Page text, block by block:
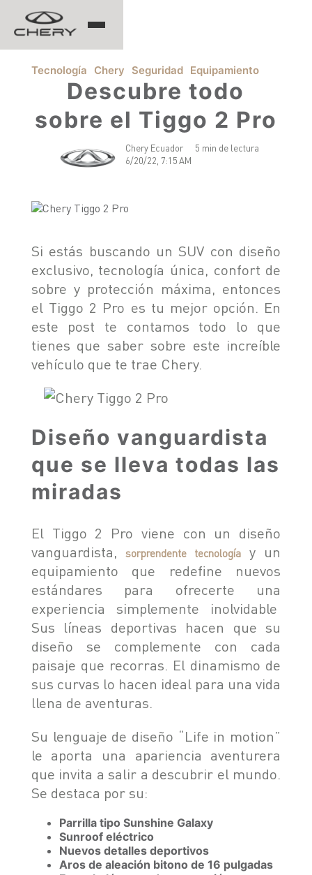
TIGGO 8 PRO
TIGGO 7 PRO MAX
ARRIZO 5 PRO MAX
EQ7
TIGGO 7 PHEV "CSH"
TIGGO 8 PHEV "CSH"
TIGGO 9 PHEV "CSH"
HIMLA
HIMLA 4X2
NOTICIAS
BLOG
CONTACTO
CONCESIONARIOS
TEST DRIVE
SOBRE CHERY
TESTIMONIALES
POSVENTA
CAMPAÑA DE
SEGURIDAD
ASSISTANCE
Tecnología Chery Seguridad Equipamiento
Descubre todo
sobre el Tiggo 2 Pro
Chery Ecuador
6/20/22, 7:15 AM
5 min de lectura
Si estás buscando un SUV con diseño
exclusivo, tecnología única, confort de
sobre y protección máxima, entonces
el Tiggo 2 Pro es tu mejor opción. En
este post te contamos todo lo que
tienes que saber sobre este increíble
vehículo que te trae Chery.
Diseño vanguardista
que se lleva todas las
miradas
El Tiggo 2 Pro viene con un diseño
vanguardista,
sorprendente tecnología y un
equipamiento que redefine nuevos
estándares para ofrecerte una
experiencia simplemente inolvidable
Sus líneas deportivas hacen que su
diseño se complemente con cada
paisaje que recorras. El dinamismo de
sus curvas lo hacen ideal para una vida
llena de aventuras.
Su lenguaje de diseño “Life in motion”
le aporta una apariencia aventurera
que invita a salir a descubrir el mundo.
Se destaca por su:
Parrilla tipo Sunshine Galaxy
Sunroof eléctrico
Nuevos detalles deportivos
Aros de aleación bitono de 16 pulgadas